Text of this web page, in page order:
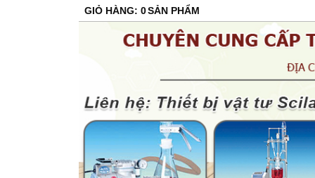
GIỎ HÀNG: 0SẢN PHẨM